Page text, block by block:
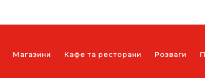
Магазини Кафе та ресторани Розваги